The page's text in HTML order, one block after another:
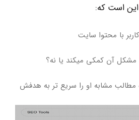
است که:
با محتوا سایت
مشکل آن کمکی میکند یا نه؟
مشابه او را سریع تر به هدفش